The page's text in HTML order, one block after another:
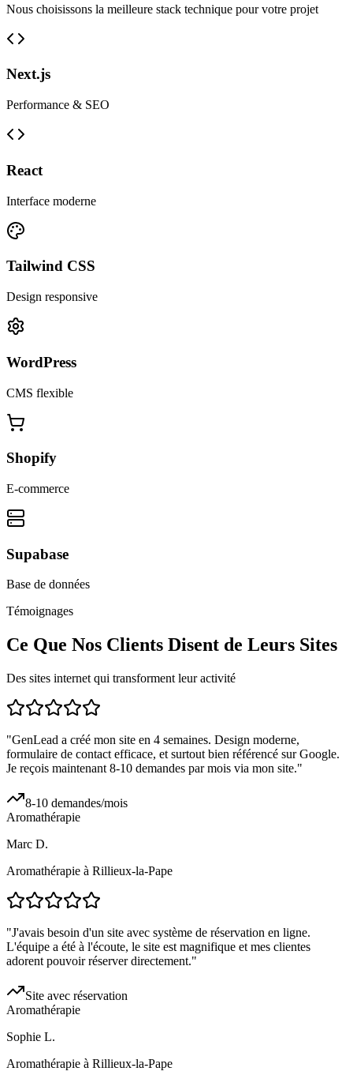
Nous choisissons la meilleure stack technique pour votre projet
Next.js
Performance & SEO
React
Interface moderne
Tailwind CSS
Design responsive
WordPress
CMS flexible
Shopify
E-commerce
Supabase
Base de données
Témoignages
Ce Que Nos Clients Disent de Leurs Sites
Des sites internet qui transforment leur activité
"GenLead a créé mon site en 4 semaines. Design moderne,
formulaire de contact efficace, et surtout bien référencé sur Google.
Je reçois maintenant 8-10 demandes par mois via mon site."
8-10 demandes/mois
Aromathérapie
Marc D.
Aromathérapie à Rillieux-la-Pape
"J'avais besoin d'un site avec système de réservation en ligne.
L'équipe a été à l'écoute, le site est magnifique et mes clientes
adorent pouvoir réserver directement."
Site avec réservation
Aromathérapie
Sophie L.
Aromathérapie à Rillieux-la-Pape